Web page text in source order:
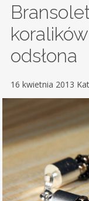
odsłona
16 kwietnia 2013